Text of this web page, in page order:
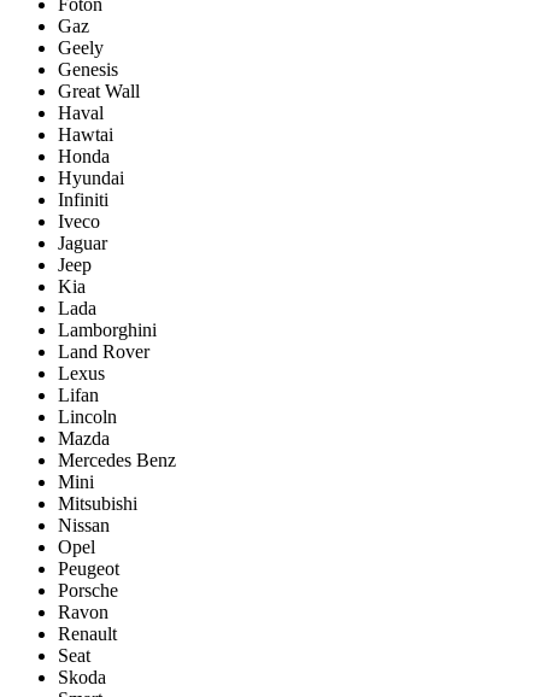
Gaz
Geely
Genesis
Great Wall
Haval
Hawtai
Honda
Hyundai
Infiniti
Iveco
Jaguar
Jeep
Kia
Lada
Lamborghini
Land Rover
Lexus
Lifan
Lincoln
Mazda
Mercedes Benz
Mini
Mitsubishi
Nissan
Opel
Peugeot
Porsche
Ravon
Renault
Seat
Skoda